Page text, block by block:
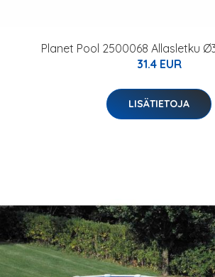
Planet Pool 2500068 Allasletku
31.4 EUR
LISÄTIETOJA